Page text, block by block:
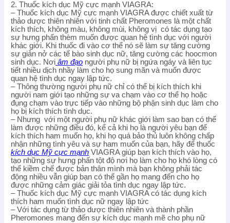
2. Thuốc kích dục Mỹ cực mạnh VIAGRA:
– Thuốc kích dục Mỹ cực mạnh VIAGRA được chiết xuất từ
thảo dược thiên nhiên với tinh chất Pheromones là một chất
kích thích, không màu, không mùi, không vị có tác dụng tạo
sự hưng phấn thèm muốn được quan hệ tình dục với người
khác giới. Khi thuốc đi vào cơ thể nó sẽ làm sự tăng cường
sự giản nở các tế bào sinh dục nữ, tăng cường các hoocmon
sinh dục. Nơi âm đạo người phụ nữ bị ngứa ngáy và liên tục
tiết nhiều dịch nhầy làm cho họ sung mãn và muốn được
quan hệ tình dục ngay lập tức.
– Thông thường người phụ nữ chỉ có thể bị kích thích khi
người nam giới tạo những sự va chạm vào cơ thể họ hoặc
đụng chạm vào trực tiếp vào những bộ phận sinh dục làm cho
họ bị kích thích tình dục.
– Nhưng với một người phụ nữ khác giới làm sao bạn có thể
làm được những điều đó, kể cả khi họ là người yêu bạn để
kích thích ham muốn họ, khi họ quá bảo thủ luôn không chấp
nhận những tình yêu và sự ham muốn của bạn, hãy để thuốc
kích dục Mỹ cực mạnh VIAGRA giúp bạn kích thích vào họ,
tạo những sự hưng phấn tột độ nơi họ làm cho họ khó lòng có
thể kiềm chế được bản thân mình mà bạn không phải tác
động nhiều vẫn giúp bạn có thể gần họ mang đến cho họ
được những cảm giác giải tỏa tình dục ngay lập tức.
– Thuốc kích dục Mỹ cực mạnh VIAGRA có tác dụng kích
thích ham muốn tình dục nữ ngay lập tức
– Với tác dụng từ thảo dược thiên nhiên và thành phần
Pheromones mang đến sự kích dục mạnh mẽ cho phụ nữ